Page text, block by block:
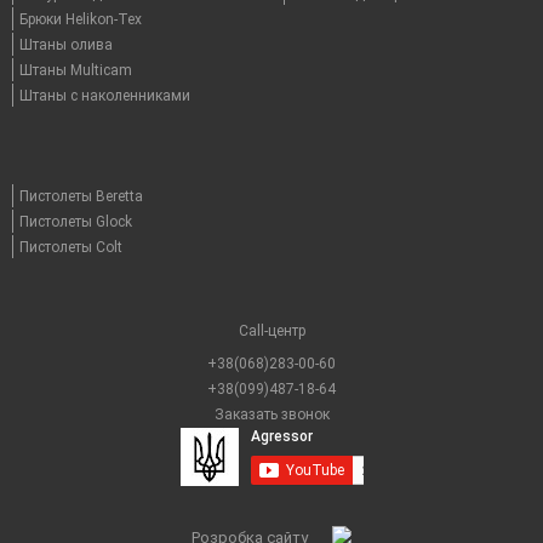
Брюки Helikon-Tex
Штаны олива
Штаны Multicam
Штаны с наколенниками
Пистолеты Beretta
Пистолеты Glock
Пистолеты Colt
Call-центр
+38(068)283-00-60
+38(099)487-18-64
Заказать звонок
Розробка сайту